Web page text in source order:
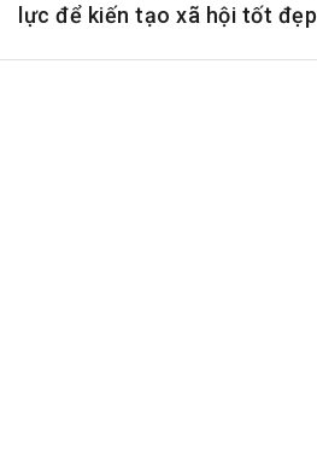
lực để kiến tạo xã hội tốt đẹp